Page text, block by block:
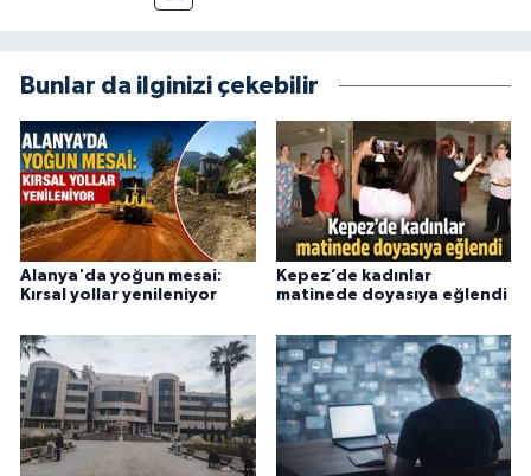
amaçlıyorum. Habercilik anlayışımda etik
alanlarda ürettiğim içeriklerle kamuoyuna
fayda sağla
Bunlar da ilginizi çekebilir
Alanya'da yoğun mesai:
Kırsal yollar yenileniyor
Kepez’de kadınlar
matinede doyasıya eğlendi